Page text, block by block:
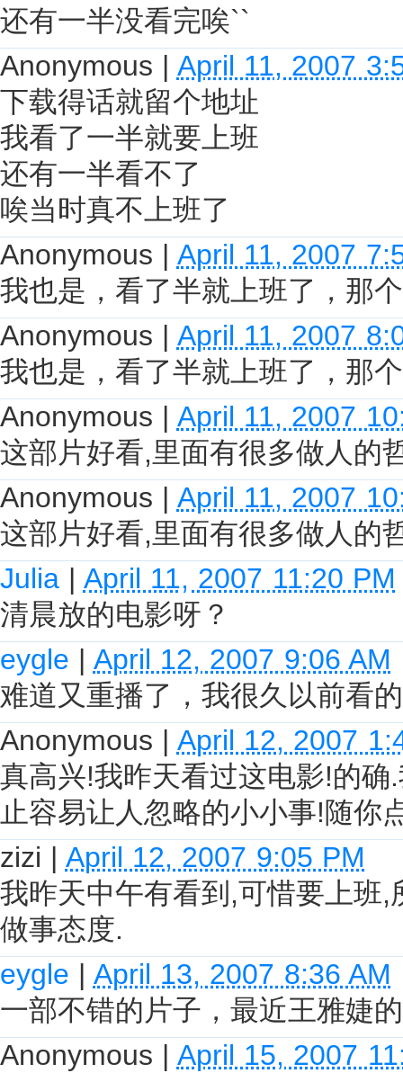
还有一半没看完唉``
Anonymous | April 11, 2007
下载得话就留个地址
我看了一半就要上班
还有一半看不了
唉当时真不上班了
Anonymous | April 11, 2007
我也是，看了半就上班了，那
Anonymous | April 11, 2007
我也是，看了半就上班了，那
Anonymous | April 11, 2007
这部片好看,里面有很多做人的
Anonymous | April 11, 2007
这部片好看,里面有很多做人的
Julia | April 11, 2007 11:20 PM
清晨放的电影呀？
eygle | April 12, 2007 9:06 AM
难道又重播了，我很久以前看
Anonymous | April 12, 2007
真高兴!我昨天看过这电影!的
止容易让人忽略的小小事!随你
zizi | April 12, 2007 9:05 PM
我昨天中午有看到,可惜要上班
做事态度.
eygle | April 13, 2007 8:36 AM
一部不错的片子，最近王雅婕
Anonymous | April 15, 2007